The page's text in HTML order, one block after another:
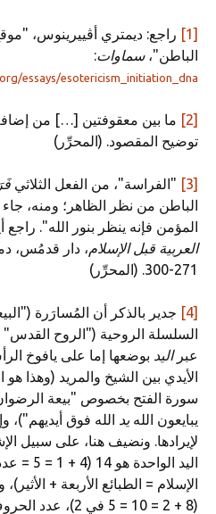
[1]
راجع: ديمتري أڤييرينوس،
الباطن"،سماوات:
essays/esotericism_initiation_dna
[2]
ما بين معقوفتين […] من
توضيح المقصود. (المحرِّر)
[3] "الفراسة"، من الفعل الثلاثي
الباطن من نظر الظاهر؛ ومنه،
المؤمن فإنه ينظر بنور الله". راجع
العربية قبل الإسلام
271-300. (المحرِّر)
[4] جدير بالذكر أن المُسارَرة
السلسلة الروحية ("الروح
عبراليد بوضعها إما على يافوخ
سورة الفتح بخصوص "بيعة
يبايعون اللهيد الله فوق أيديهم")،
لإيرادها. ونضيف هنا، على سبيل
اليد
(8 + 2 = 10 = 5 في